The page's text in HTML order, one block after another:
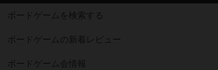
ボードゲームを検索する
ボードゲームの新着レビュー
ボードゲーム会情報